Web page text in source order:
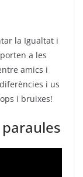
la Igualtat i
a les
amics i
i us
i bruixes!